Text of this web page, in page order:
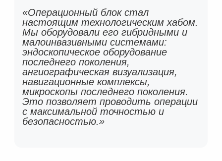
«Операционный блок стал
настоящим технологическим хабом.
Мы оборудовали его гибридными и
малоинвазивными системами:
эндоскопическое оборудование
последнего поколения,
ангиографическая визуализация,
навигационные комплексы,
микроскопы последнего поколения.
Это позволяет проводить операции
с максимальной точностью и
безопасностью.»